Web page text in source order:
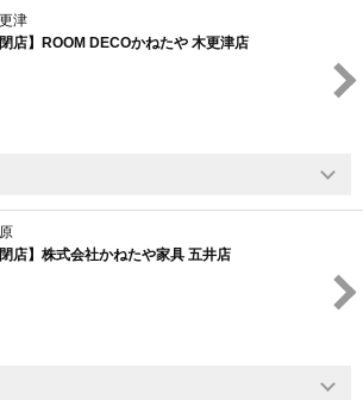
津
閉店】ROOM DECOかねたや 木更津店
閉店】株式会社かねたや家具 五井店